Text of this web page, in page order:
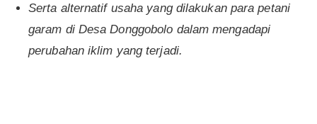
Serta alternatif usaha yang dilakukan para petani
garam di Desa Donggobolo dalam mengadapi
perubahan iklim yang terjadi.